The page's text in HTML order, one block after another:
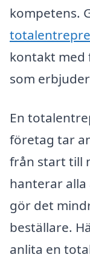
kompetens.
kontakt
som
En
företag tar
från start till
hanterar
gör det
beställare.
anlita en